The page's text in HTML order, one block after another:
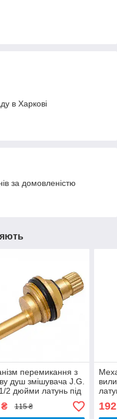
в Харкові
за домовленістю
перемикання з
душ змішувача J.G.
2 дюйми латунь під
115 ₴ 192